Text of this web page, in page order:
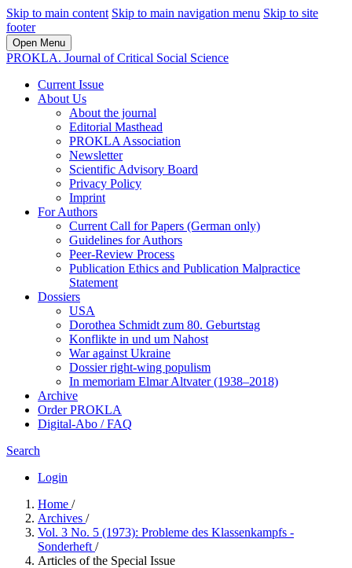
Skip to main content Skip to main navigation menu Skip to site
footer
Open Menu
PROKLA. Journal of Critical Social Science
Current Issue
About Us
About the journal
Editorial Masthead
PROKLA Association
Newsletter
Scientific Advisory Board
Privacy Policy
Imprint
For Authors
Current Call for Papers (German only)
Guidelines for Authors
Peer-Review Process
Publication Ethics and Publication Malpractice
Statement
Dossiers
USA
Dorothea Schmidt zum 80. Geburtstag
Konflikte in und um Nahost
War against Ukraine
Dossier right-wing populism
In me­mo­ri­am Elmar Altvater (1938–2018)
Archive
Order PROKLA
Digital-Abo / FAQ
Search
Login
Home /
Archives /
Vol. 3 No. 5 (1973): Probleme des Klassenkampfs -
Sonderheft /
Articles of the Special Issue